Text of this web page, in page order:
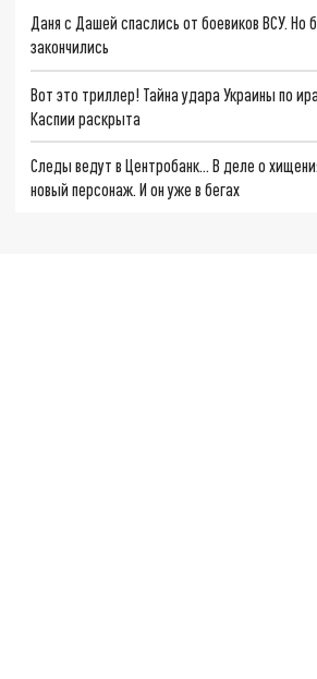
Даня с Дашей спаслись от боевиков ВСУ.
закончились
Вот это триллер! Тайна удара Украины по
Каспии раскрыта
Следы ведут в Центробанк… В деле о
новый персонаж. И он уже в бегах